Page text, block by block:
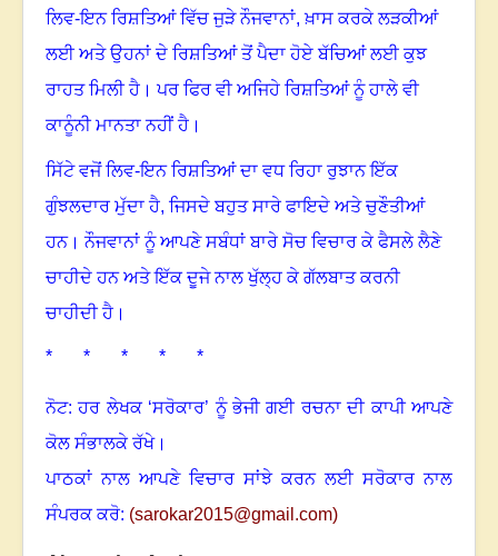
ਲਿਵ-ਇਨ ਰਿਸ਼ਤਿਆਂ ਵਿੱਚ ਜੁੜੇ ਨੌਜਵਾਨਾਂ, ਖ਼ਾਸ ਕਰਕੇ ਲੜਕੀਆਂ
ਲਈ ਅਤੇ ਉਹਨਾਂ ਦੇ ਰਿਸ਼ਤਿਆਂ ਤੋਂ ਪੈਦਾ ਹੋਏ ਬੱਚਿਆਂ ਲਈ ਕੁਝ
ਰਾਹਤ ਮਿਲੀ ਹੈ। ਪਰ ਫਿਰ ਵੀ ਅਜਿਹੇ ਰਿਸ਼ਤਿਆਂ ਨੂੰ ਹਾਲੇ ਵੀ
ਕਾਨੂੰਨੀ ਮਾਨਤਾ ਨਹੀਂ ਹੈ ।
ਸਿੱਟੇ ਵਜੋਂ ਲਿਵ-ਇਨ ਰਿਸ਼ਤਿਆਂ ਦਾ ਵਧ ਰਿਹਾ ਰੁਝਾਨ ਇੱਕ
ਗੁੰਝਲਦਾਰ ਮੁੱਦਾ ਹੈ, ਜਿਸਦੇ ਬਹੁਤ ਸਾਰੇ ਫਾਇਦੇ ਅਤੇ ਚੁਣੌਤੀਆਂ
ਹਨ।ਨੌਜਵਾਨਾਂ ਨੂੰ ਆਪਣੇ ਸਬੰਧਾਂ ਬਾਰੇ ਸੋਚ ਵਿਚਾਰ ਕੇ ਫੈਸਲੇ ਲੈਣੇ
ਚਾਹੀਦੇ ਹਨ ਅਤੇ ਇੱਕ ਦੂਜੇ ਨਾਲ ਖੁੱਲ੍ਹ ਕੇ ਗੱਲਬਾਤ ਕਰਨੀ
ਚਾਹੀਦੀ ਹੈ ।
* * * * *
ਨੋਟ: ਹਰ ਲੇਖਕ ‘ਸਰੋਕਾਰ’ ਨੂੰ ਭੇਜੀ ਗਈ ਰਚਨਾ ਦੀ ਕਾਪੀ ਆਪਣੇ
ਕੋਲ ਸੰਭਾਲਕੇ ਰੱਖੇ।
ਪਾਠਕਾਂ ਨਾਲ ਆਪਣੇ ਵਿਚਾਰ ਸਾਂਝੇ ਕਰਨ ਲਈ ਸਰੋਕਾਰ ਨਾਲ
ਸੰਪਰਕ ਕਰੋ: (sarokar2015@gmail.com)